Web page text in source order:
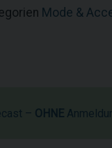
Mode &
– OHNE